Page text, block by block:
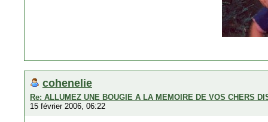
cohenelie
Re: ALLUMEZ UNE BOUGIE A LA MEMOIRE DE VOS CHERS
15 février 2006, 06:22